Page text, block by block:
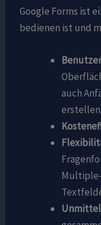
Google Forms ist
bedienen ist und
auch
erstellen.